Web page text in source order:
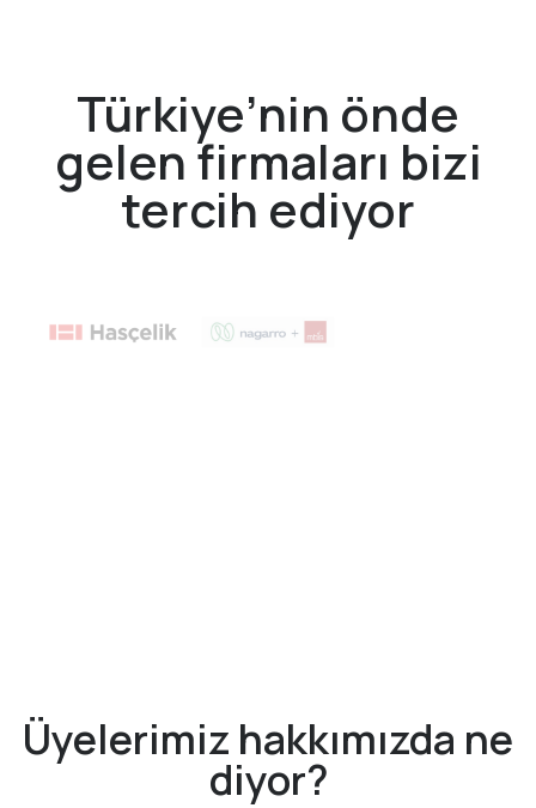
Türkiye’nin önde
gelen firmaları bizi
tercih ediyor
Üyelerimiz hakkımızda ne
diyor?